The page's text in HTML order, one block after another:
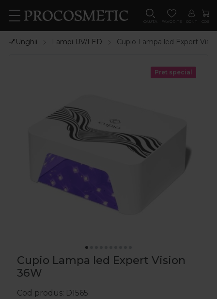
CAUTA FAVORITE CONT COS
💅Unghii Lampi UV/LED Cupio Lampa led Expert
Pret special
Cupio Lampa led Expert Vision
36W
Cod produs D1565